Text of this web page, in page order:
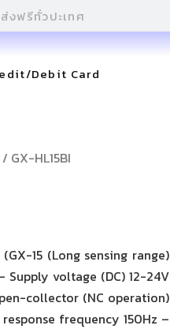
Debit Card
/ GX-HL15BI
15 (Long sensing range)
Supply voltage (DC) 12-24V
collector (NC operation)
frequency 150Hz –